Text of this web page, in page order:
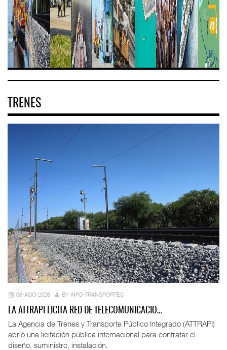
TRENES
06-AGO-2026 BY INFO-TRANSPORTES
LA ATTRAPI LICITA RED DE TELECOMUNICACIO…
La Agencia de Trenes y Transporte Público Integrado (ATTRAPI)
abrió una licitación pública internacional para contratar el
diseño, suministro, instalación,